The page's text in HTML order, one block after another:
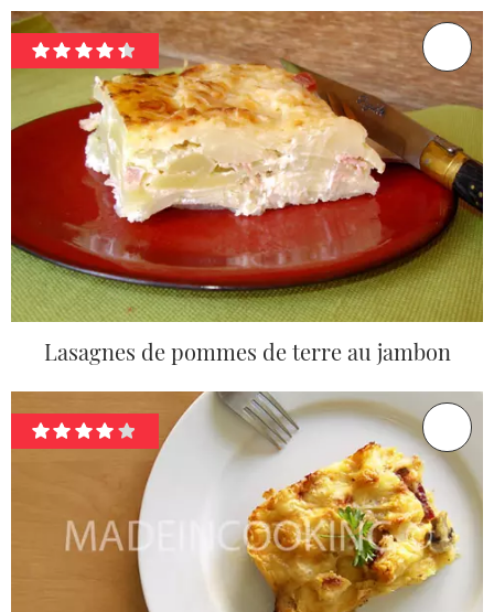
Lasagnes de pommes de terre au jambon